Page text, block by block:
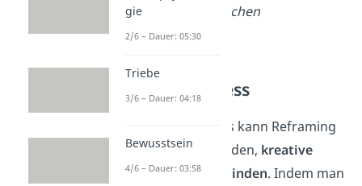
Umdeutung der üblichen
Erwartungen.
Kreativer Prozess
Im kreativen Prozess kann Reframing
dazu verwendet werden, kreative
Blockaden zu überwinden. Indem man
gie
2/6 – Dauer: 05:30
Triebe
3/6 – Dauer: 04:18
Bewusstsein
4/6 – Dauer: 03:58